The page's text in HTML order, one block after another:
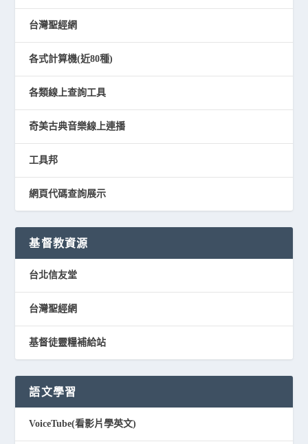
台灣聖經網
各式計算機(近80種)
各類線上查詢工具
奇美古典音樂線上連播
工具邦
網頁代碼查詢展示
基督教資源
台北信友堂
台灣聖經網
基督徒靈糧補給站
語文學習
VoiceTube(看影片學英文)